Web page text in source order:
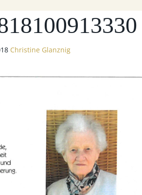
Christine Glanznig